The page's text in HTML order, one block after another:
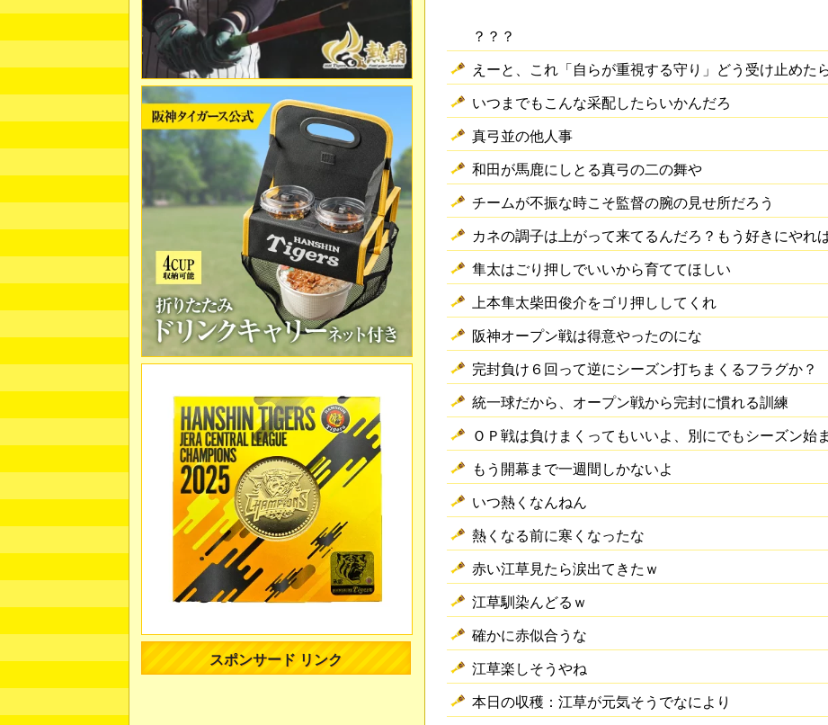
？？？
えーと、これ「自らが重視する守り」どう受け止めた
いつまでもこんな采配したらいかんだろ
真弓並の他人事
和田が馬鹿にしとる真弓の二の舞や
チームが不振な時こそ監督の腕の見せ所だろう
カネの調子は上がって来てるんだろ？もう好きにやれ
隼太はごり押しでいいから育ててほしい
上本隼太柴田俊介をゴリ押ししてくれ
阪神オープン戦は得意やったのにな
完封負け６回って逆にシーズン打ちまくるフラグか？
統一球だから、オープン戦から完封に慣れる訓練
ＯＰ戦は負けまくってもいいよ、別にでもシーズン始
もう開幕まで一週間しかないよ
いつ熱くなんねん
熱くなる前に寒くなったな
赤い江草見たら涙出てきたｗ
江草馴染んどるｗ
確かに赤似合うな
江草楽しそうやね
本日の収穫：江草が元気そうでなにより
スポンサード リンク